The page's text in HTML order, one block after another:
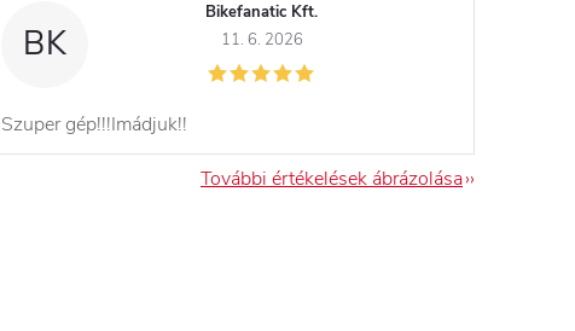
BK
Bikefanatic Kft.
11. 6. 2026
Szuper gép!!!Imádjuk!!
További értékelések ábrázolása